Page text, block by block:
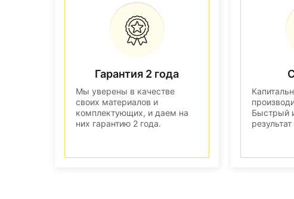
Гарантия 2 года
Мы уверены в качестве
своих материалов и
комплектующих, и даем на
них гарантию 2 года.
Быстрый